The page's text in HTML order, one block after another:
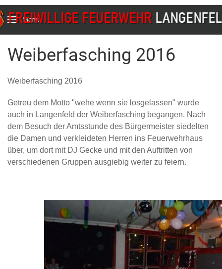
Menu
Weiberfasching 2016
Weiberfasching 2016
Getreu dem Motto "wehe wenn sie losgelassen" wurde
auch in Langenfeld der Weiberfasching begangen. Nach
dem Besuch der Amtsstunde des Bürgermeister siedelten
die Damen und verkleideten Herren ins Feuerwehrhaus
über, um dort mit DJ Gecke und mit den Auftritten von
verschiedenen Gruppen ausgiebig weiter zu feiern.